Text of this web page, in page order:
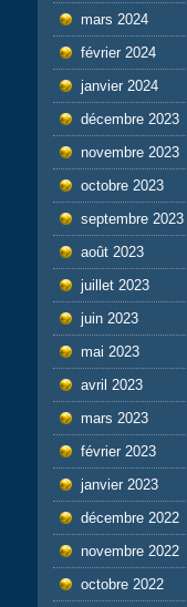
mars 2024
février 2024
janvier 2024
décembre 2023
novembre 2023
octobre 2023
septembre 2023
août 2023
juillet 2023
juin 2023
mai 2023
avril 2023
mars 2023
février 2023
janvier 2023
décembre 2022
novembre 2022
octobre 2022